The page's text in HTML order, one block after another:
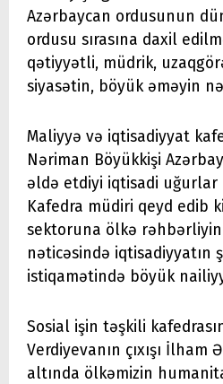
Azərbaycan ordusunun
ordusu sırasına daxil
qətiyyətli, müdrik,
siyasətin, böyük əməyin
Maliyyə və iqtisadiyyat
Nəriman Böyükkişi
əldə etdiyi iqtisadi uğurlar
Kafedra müdiri qeyd edib
sektoruna ölkə
nəticəsində iqtisadiyyatın
istiqamətində böyük
Sosial işin təşkili
Verdiyevanın çıxışı
altında ölkəmizin